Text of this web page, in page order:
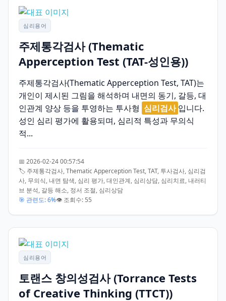
심리용어
주제통각검사 (Thematic
Apperception Test (TAT-성인용))
주제통각검사(Thematic Apperception Test, TAT)는
개인이 제시된 그림을 해석하며 내면의 동기, 갈등, 대
인관계 양상 등을 투영하는 투사형 심리검사 입니다.
성인 심리 평가에 활용되며, 심리적 특성과 무의식
적...
📅 2026-02-24 00:57:54
🏷️ 주제통각검사, Thematic Apperception Test, TAT, 투사검사, 심리검
사, 무의식, 내면 탐색, 심리 평가, 대인관계, 심리상담, 심리치료, 내러티
브 분석, 갈등 해소, 정서 조절, 심리상담
🎯 관련도: 6%👁️ 조회수: 55
심리용어
토랜스 창의성검사 (Torrance Tests
of Creative Thinking (TTCT))